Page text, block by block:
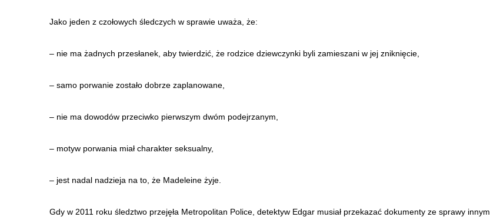
Jako jeden z czołowych śledczych w sprawie uważa, że:
– nie ma żadnych przesłanek, aby twierdzić, że rodzice dziewczynki byli zamieszani w jej zniknięcie,
– samo porwanie zostało dobrze zaplanowane,
– nie ma dowodów przeciwko pierwszym dwóm podejrzanym,
– motyw porwania miał charakter seksualny,
– jest nadal nadzieja na to, że Madeleine żyje.
Gdy w 2011 roku śledztwo przejęła Metropolitan Police, detektyw Edgar musiał przekazać dokumenty ze sprawy innym